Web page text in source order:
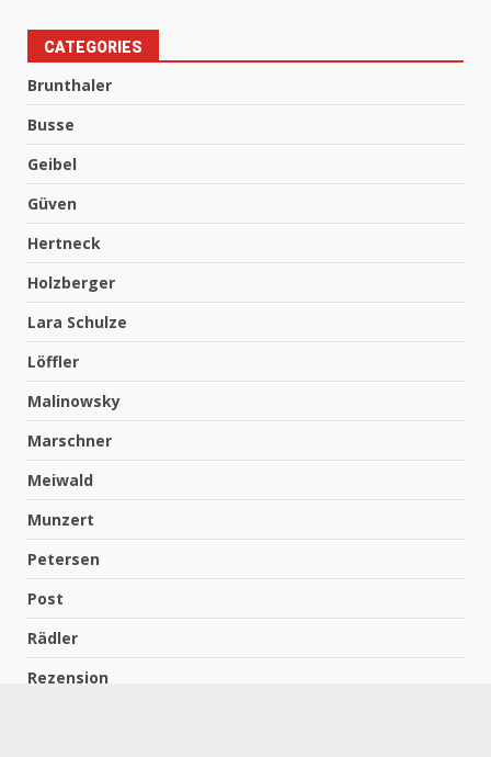
CATEGORIES
Brunthaler
Busse
Geibel
Güven
Hertneck
Holzberger
Lara Schulze
Löffler
Malinowsky
Marschner
Meiwald
Munzert
Petersen
Post
Rädler
Rezension